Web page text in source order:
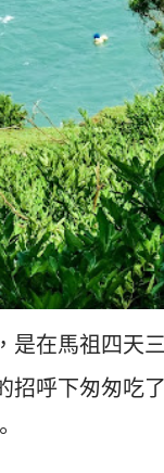
是在馬祖四天
招呼下匆匆吃